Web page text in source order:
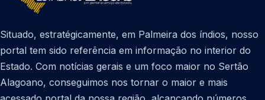
Situado, estratégicamente, em Palmeira dos índios, nosso
portal tem sido referência em informação no interior do
Estado. Com notícias gerais e um foco maior no Sertão
Alagoano, conseguimos nos tornar o maior e mais